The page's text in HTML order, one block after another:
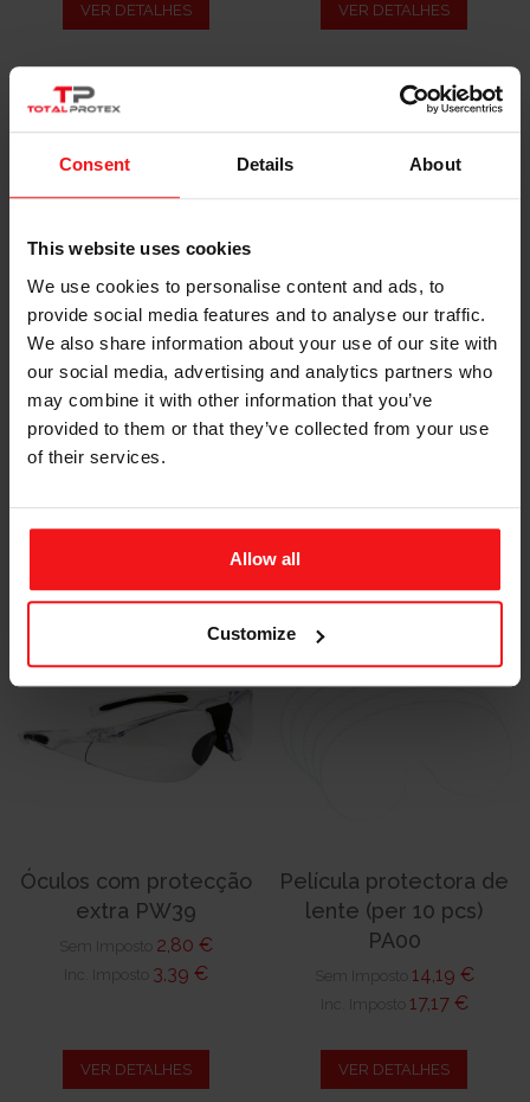
Consent Details About
This website uses cookies
We use cookies to personalise content and ads, to
provide social media features and to analyse our traffic.
We also share information about your use of our site with
our social media, advertising and analytics partners who
may combine it with other information that you’ve
provided to them or that they’ve collected from your use
of their services.
Allow all
Customize
VER DETALHES VER DETALHES
Óculos Visão Clara
PW13
Sem Imposto 2,99 €
Inc. Imposto 3,62 €
VER DETALHES
Óculos Bold Pro PW37
Sem Imposto 3,60 €
Inc. Imposto 4,36 €
VER DETALHES
Óculos com protecção
extra PW39
Sem Imposto 2,80 €
Inc. Imposto 3,39 €
VER DETALHES
Película protectora de
lente (per 10 pcs)
PA00
Sem Imposto 14,19 €
Inc. Imposto 17,17 €
VER DETALHES